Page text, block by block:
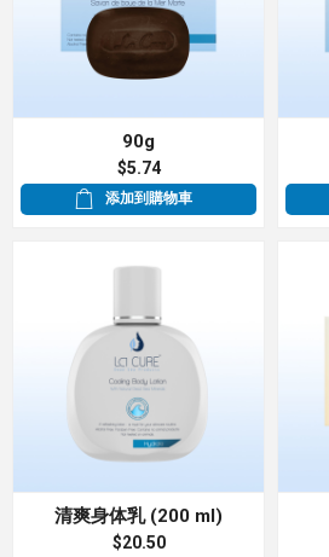
90g
$5.74
添加到購物車
清爽身体乳 (200 ml)
$20.50